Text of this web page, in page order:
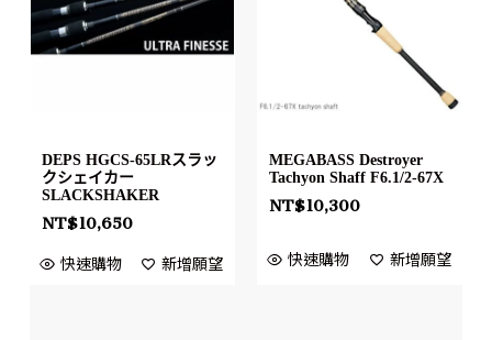
DEPS HGCS-65LRスラッ
クシェイカー
SLACKSHAKER
NT$10,650
快速購物 新增願望
MEGABASS Destroyer
Tachyon Shaff F6.1/2-67X
NT$10,300
快速購物 新增願望